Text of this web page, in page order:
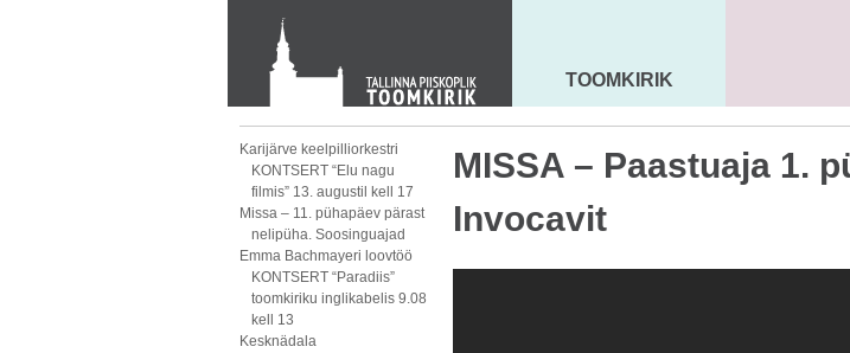
KONTAKT
Toom-Kooli 6, 10130 TALLINN
tallinna.toom@eelk.ee
MAARJA KIRIK
TOOMKIRIK
Karijärve keelpilliorkestri
KONTSERT “Elu nagu
filmis” 13. augustil kell 17
Missa – 11. pühapäev pärast
nelipüha. Soosinguajad
Emma Bachmayeri loovtöö
KONTSERT “Paradiis”
toomkiriku inglikabelis 9.08
kell 13
Kesknädala
MISSA – Paastuaja 1.
Invocavit